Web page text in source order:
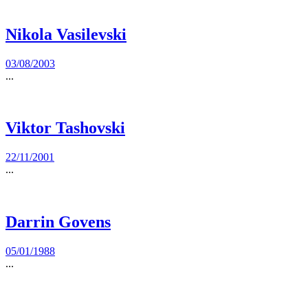
Nikola Vasilevski
03/08/2003
...
Viktor Tashovski
22/11/2001
...
Darrin Govens
05/01/1988
...